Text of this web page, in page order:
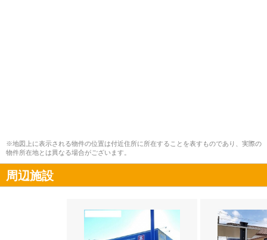
※地図上に表示される物件の位置は付近住所に所在することを表すものであり、実際の
物件所在地とは異なる場合がございます。
周辺施設